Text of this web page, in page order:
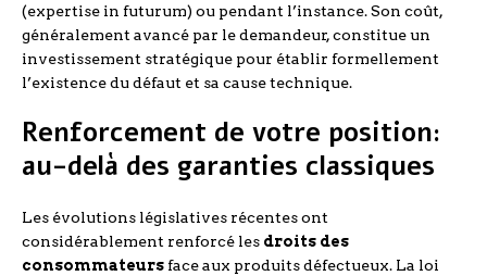
(expertise in futurum) ou pendant l’instance. Son coût,
généralement avancé par le demandeur, constitue un
investissement stratégique pour établir formellement
l’existence du défaut et sa cause technique.
Renforcement de votre position:
au-delà des garanties classiques
Les évolutions législatives récentes ont
considérablement renforcé les droits des
consommateursface aux produits défectueux. La loi